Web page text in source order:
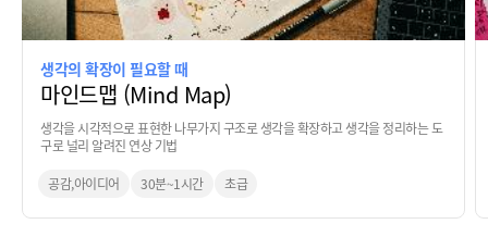
생각의 확장이 필요할 때
마인드맵 (Mind Map)
생각을 시각적으로 표현한 나무가지 구조로 생각을 확장하고 생각을 정리하는 도
구로 널리 알려진 연상 기법
공감,아이디어 30분~1시간 초급